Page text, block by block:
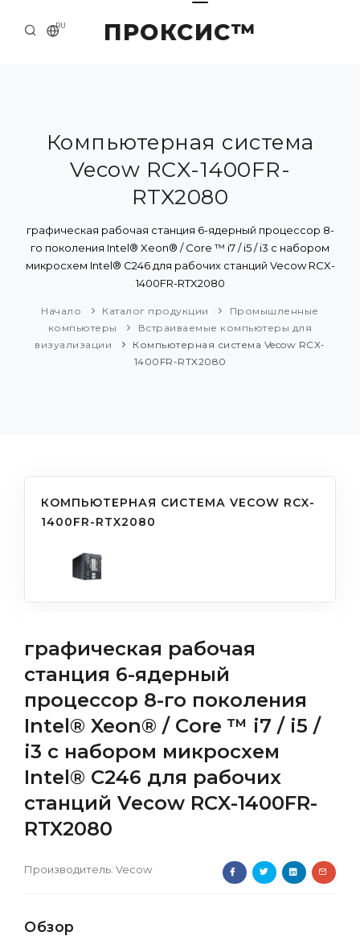
ПРОКСИС™
RU
О КОМПАНИИ
ПРИМЕРЫ И РЕШЕНИЯ
КАТАЛОГ ПРОДУКЦИИ
ПРЕСС-ЦЕНТР
Компьютерная система
Vecow RCX-1400FR-
RTX2080
графическая рабочая станция 6-ядерный процессор 8-
го поколения Intel® Xeon® / Core ™ i7 / i5 / i3 с набором
микросхем Intel® C246 для рабочих станций Vecow RCX-
1400FR-RTX2080
Начало Каталог продукции
Промышленные
компьютеры
Встраиваемые компьютеры для
визуализации
Компьютерная система Vecow RCX-
1400FR-RTX2080
КОМПЬЮТЕРНАЯ СИСТЕМА VECOW RCX-
1400FR-RTX2080
графическая рабочая
станция 6-ядерный
процессор 8-го поколения
Intel® Xeon® / Core ™ i7 / i5 /
i3 с набором микросхем
Intel® C246 для рабочих
станций Vecow RCX-1400FR-
RTX2080
Производитель: Vecow
Обзор